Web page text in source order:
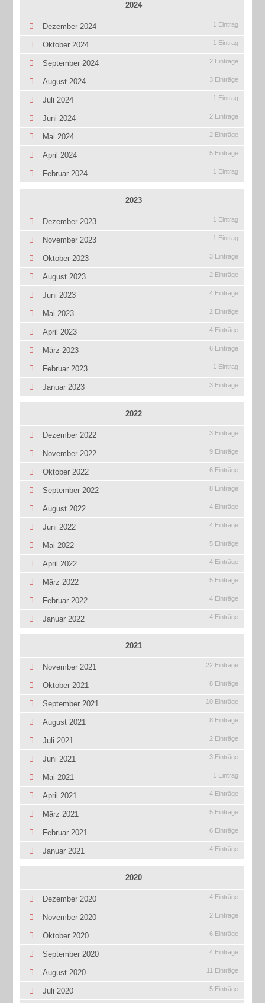
2024
Dezember 2024 1 Eintrag
Oktober 2024 1 Eintrag
September 2024 2 Einträge
August 2024 3 Einträge
Juli 2024 1 Eintrag
Juni 2024 2 Einträge
Mai 2024 2 Einträge
April 2024 5 Einträge
Februar 2024 1 Eintrag
2023
Dezember 2023 1 Eintrag
November 2023 1 Eintrag
Oktober 2023 3 Einträge
August 2023 2 Einträge
Juni 2023 4 Einträge
Mai 2023 2 Einträge
April 2023 4 Einträge
März 2023 6 Einträge
Februar 2023 1 Eintrag
Januar 2023 3 Einträge
2022
Dezember 2022 3 Einträge
November 2022 9 Einträge
Oktober 2022 6 Einträge
September 2022 8 Einträge
August 2022 4 Einträge
Juni 2022 4 Einträge
Mai 2022 5 Einträge
April 2022 4 Einträge
März 2022 5 Einträge
Februar 2022 4 Einträge
Januar 2022 4 Einträge
2021
November 2021 22 Einträge
Oktober 2021 8 Einträge
September 2021 10 Einträge
August 2021 8 Einträge
Juli 2021 2 Einträge
Juni 2021 3 Einträge
Mai 2021 1 Eintrag
April 2021 4 Einträge
März 2021 5 Einträge
Februar 2021 6 Einträge
Januar 2021 4 Einträge
2020
Dezember 2020 4 Einträge
November 2020 2 Einträge
Oktober 2020 6 Einträge
September 2020 4 Einträge
August 2020 11 Einträge
Juli 2020 5 Einträge